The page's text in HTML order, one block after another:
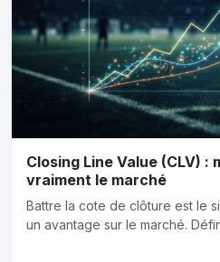
Closing Line Value (CLV) :
vraiment le marché
Battre la cote de clôture est le
un avantage sur le marché.